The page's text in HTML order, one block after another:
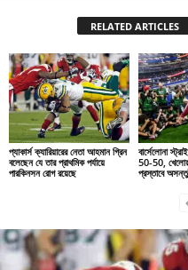
RELATED ARTICLES
প্যাকার্স ক্যারিয়ারের নেতা আহমান গ্রিন
বলেছেন যে তার প্রাথমিক পর্যায়ে
পারকিনসন রোগ রয়েছে
বার্সেলোনা
50-50,
প্রস্তাবে